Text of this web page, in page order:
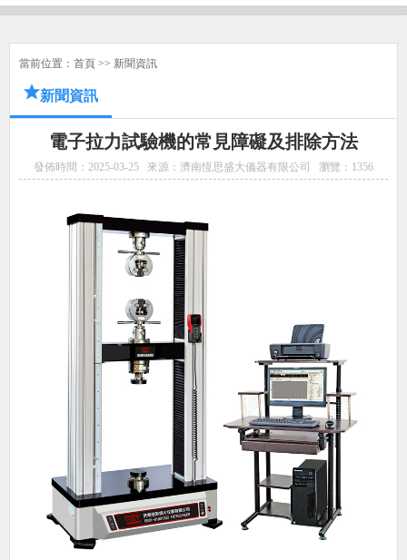
當前位置： 首頁 >> 新聞資訊
新聞資訊
電子拉力試驗機的常見障礙及排除方法
發佈時間：2025-03-25 來源：濟南恆思盛大儀器有限公司 瀏覽： 1356